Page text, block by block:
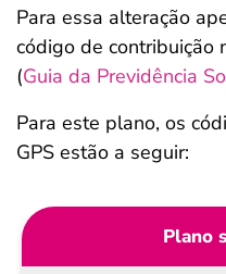
Para essa alteração
código de contribuição
(Guia da Previdência
Para este plano, os
GPS estão a seguir:
Plano